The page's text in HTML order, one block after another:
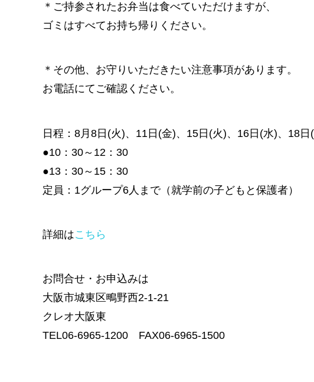
＊ご持参されたお弁当は食べていただけますが、
ゴミはすべてお持ち帰りください。
＊その他、お守りいただきたい注意事項があります。
お電話にてご確認ください。
日程：8月8日(火)、11日(金)、15日(火)、16日(水)、18
●10：30～12：30
●13：30～15：30
定員：1グループ6人まで（就学前の子どもと保護者）
詳細はこちら
お問合せ・お申込みは
大阪市城東区鴫野西2-1-21
クレオ大阪東
TEL06-6965-1200 FAX06-6965-1500